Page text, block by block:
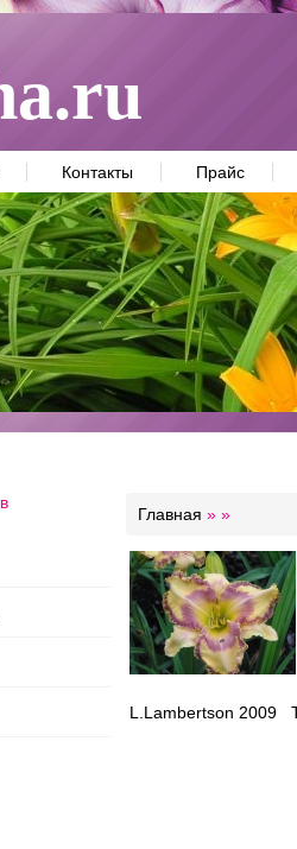
Контакты Прайс
Главная » »
L.Lambertson 2009